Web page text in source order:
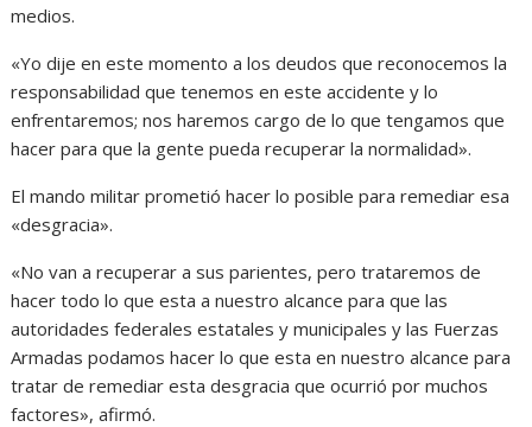
medios.
«Yo dije en este momento a los deudos que reconocemos la
responsabilidad que tenemos en este accidente y lo
enfrentaremos; nos haremos cargo de lo que tengamos que
hacer para que la gente pueda recuperar la normalidad».
El mando militar prometió hacer lo posible para remediar esa
«desgracia».
«No van a recuperar a sus parientes, pero trataremos de
hacer todo lo que esta a nuestro alcance para que las
autoridades federales estatales y municipales y las Fuerzas
Armadas podamos hacer lo que esta en nuestro alcance para
tratar de remediar esta desgracia que ocurrió por muchos
factores», afirmó.